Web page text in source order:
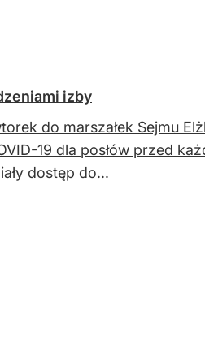
izby
do marszałek Sejmu
19 dla posłów przed
dostęp do...